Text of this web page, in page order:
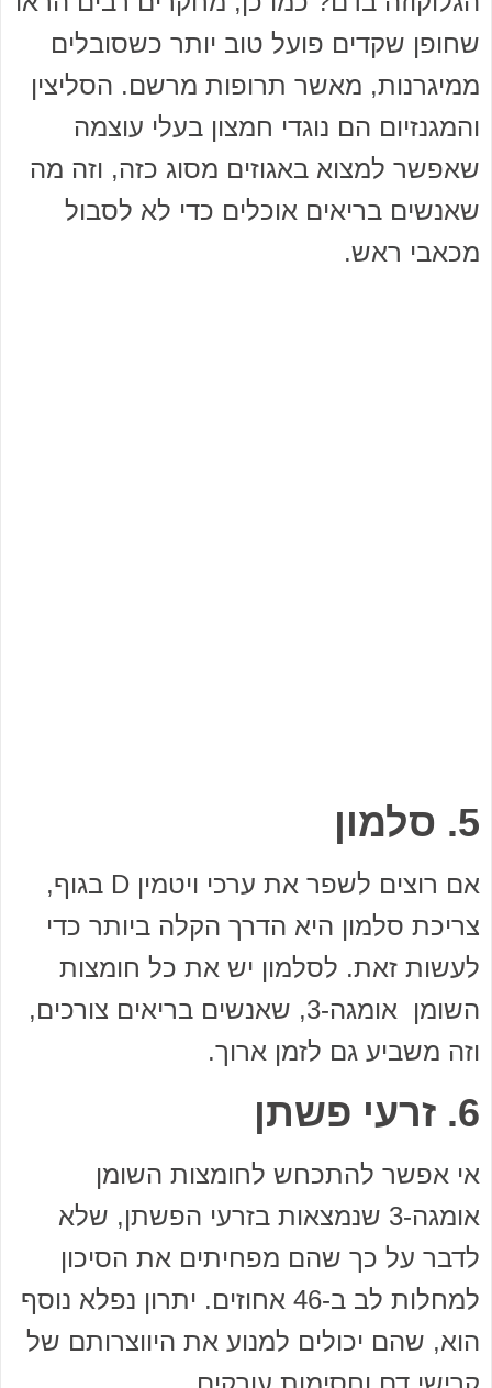
שחופן שקדים פועל טוב יותר כשסובלים
ממיגרנות, מאשר תרופות מרשם. הסליצין
והמגנזיום הם נוגדי חמצון בעלי עוצמה
שאפשר למצוא באגוזים מסוג כזה, וזה מה
שאנשים בריאים אוכלים כדי לא לסבול
מכאבי ראש.
5. סלמון
אם רוצים לשפר את ערכי ויטמין D בגוף,
צריכת סלמון היא הדרך הקלה ביותר כדי
לעשות זאת. לסלמון יש את כל חומצות
השומן אומגה-3, שאנשים בריאים צורכים,
וזה משביע גם לזמן ארוך.
6. זרעי פשתן
אי אפשר להתכחש לחומצות השומן
אומגה-3 שנמצאות בזרעי הפשתן, שלא
לדבר על כך שהם מפחיתים את הסיכון
למחלות לב ב-46 אחוזים. יתרון נפלא נוסף
הוא, שהם יכולים למנוע את היווצרותם של